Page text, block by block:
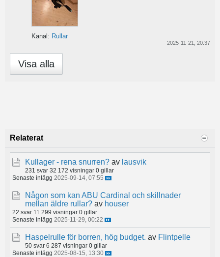
Kanal: Rullar
2025-11-21, 20:37
Visa alla
Relaterat
Kullager - rena snurren? av lausvik
231 svar 32 172 visningar 0 gillar
Senaste inlägg 2025-09-14, 07:55
Någon som kan ABU Cardinal och skillnader
mellan äldre rullar? av houser
22 svar 11 299 visningar 0 gillar
Senaste inlägg 2025-11-29, 00:22
Haspelrulle för borren, hög budget. av Flintpelle
50 svar 6 287 visningar 0 gillar
Senaste inlägg 2025-08-15, 13:30